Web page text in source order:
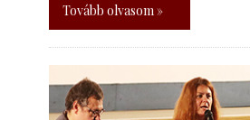
Tovább olvasom »